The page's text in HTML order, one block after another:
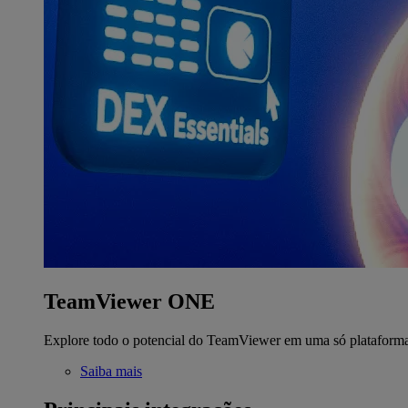
TeamViewer ONE
Explore todo o potencial do TeamViewer em uma só
Saiba mais